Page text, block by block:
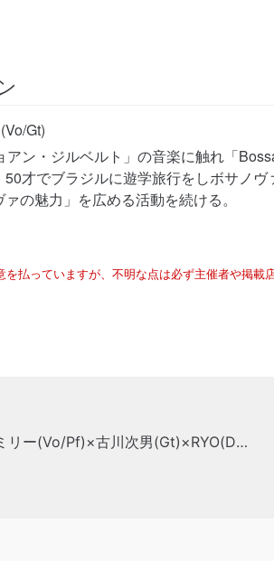
Gt)
アン・ジルベルト」の音楽に触れ「
50才でブラジルに遊学旅行をしボサノ
の魅力」を広める活動を続ける。
払っていますが、不明な点は必ず主催者や掲載
「Lileth Family Live」エミリー(Vo/Pf)×古川次男(Gt)×RYO(Ds)